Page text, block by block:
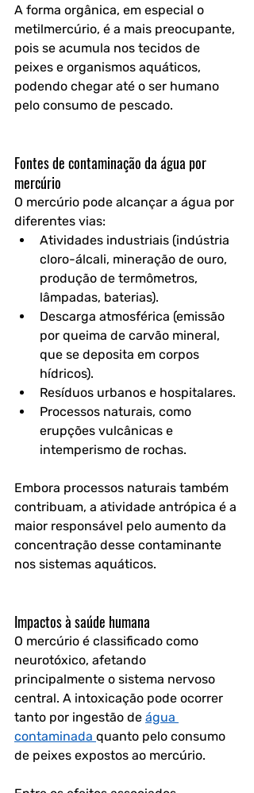
A forma orgânica, em especial o
metilmercúrio, é a mais preocupante,
pois se acumula nos tecidos de
peixes e organismos aquáticos,
podendo chegar até o ser humano
pelo consumo de pescado.
Fontes de contaminação da água por
mercúrio
O mercúrio pode alcançar a água por
diferentes vias:
Atividades industriais (indústria
cloro-álcali, mineração de ouro,
produção de termômetros,
lâmpadas, baterias).
Descarga atmosférica (emissão
por queima de carvão mineral,
que se deposita em corpos
hídricos).
Resíduos urbanos e hospitalares.
Processos naturais, como
erupções vulcânicas e
intemperismo de rochas.
Embora processos naturais também
contribuam, a atividade antrópica é a
maior responsável pelo aumento da
concentração desse contaminante
nos sistemas aquáticos.
Impactos à saúde humana
O mercúrio é classificado como
neurotóxico, afetando
principalmente o sistema nervoso
central. A intoxicação pode ocorrer
tanto por ingestão de água
contaminada quanto pelo consumo
de peixes expostos ao mercúrio.